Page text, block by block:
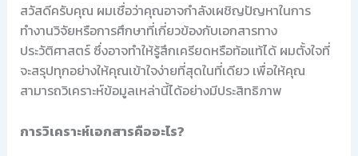
สวัสดีครับคุณ ผมเชื่อว่าคุณอาจกำลังเผชิญปัญหาในการ
ทำงานวิจัยหรือการศึกษาที่เกี่ยวข้องกับเอกสารทาง
ประวัติศาสตร์ ซึ่งอาจทำให้รู้สึกเครียดหรือท้อแท้ได้ ผมตั้งใจที่
จะสรุปทุกอย่างให้คุณเข้าใจง่ายที่สุดในที่เดียว เพื่อให้คุณ
สามารถวิเคราะห์ข้อมูลเหล่านี้ได้อย่างมีประสิทธิภาพ
การวิเคราะห์เอกสารคืออะไร?